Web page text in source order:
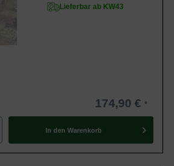
Lieferbar ab KW43
174,90 €
In den Warenkorb